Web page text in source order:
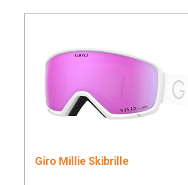
Giro Millie Skibrille